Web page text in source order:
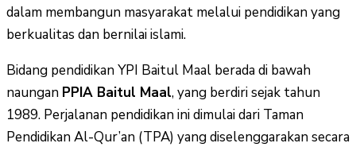
dalam membangun masyarakat melalui pendidikan yang
berkualitas dan bernilai islami.
Bidang pendidikan YPI Baitul Maal berada di bawah
naungan PPIA Baitul Maal, yang berdiri sejak tahun
1989. Perjalanan pendidikan ini dimulai dari Taman
Pendidikan Al-Qur’an (TPA) yang diselenggarakan secara